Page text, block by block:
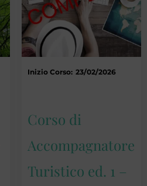
Inizio Corso: 23/02/2026
Corso di
Accompagnatore
Turistico ed. 1 –